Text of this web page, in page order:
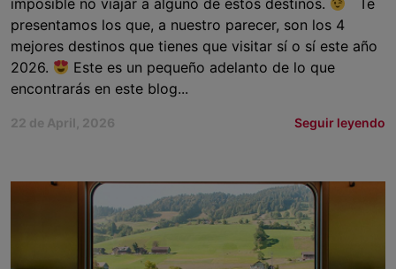
imposible no viajar a alguno de estos destinos.
Te
presentamos los que, a nuestro parecer, son los 4
mejores destinos que tienes que visitar sí o sí este año
2026.
Este es un pequeño adelanto de lo que
encontrarás en este blog...
22 de April, 2026 Seguir leyendo